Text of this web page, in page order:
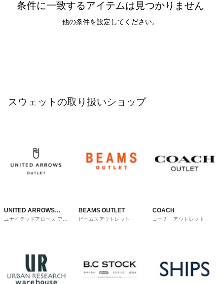
条件に一致するアイテムは見つかりません
他の条件を設定してください。
スウェットの取り扱いショップ
UNITED ARROWS
OUTLET
ユナイテッドアローズ アウ
BEAMS OUTLET
ビームスアウトレット
COACH
コーチ アウトレット